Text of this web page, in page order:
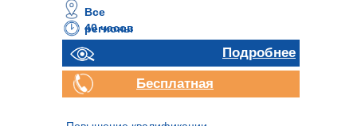
40 часов
Все
регионы
Подробнее
Бесплатная